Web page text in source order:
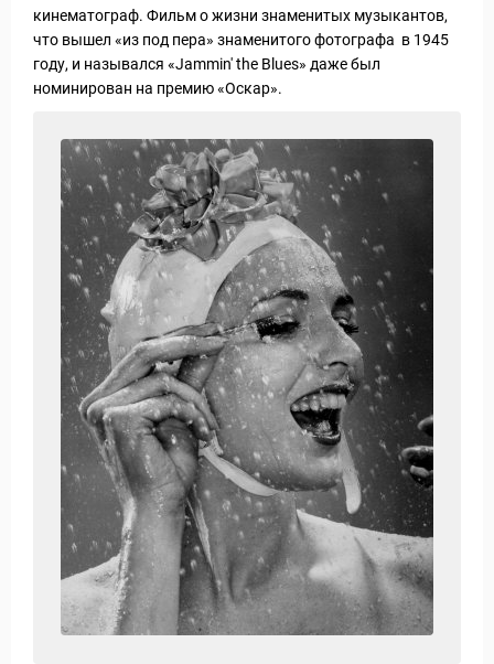
кинематограф. Фильм о жизни знаменитых музыкантов,
что вышел «из под пера» знаменитого фотографа в 1945
году, и назывался «Jammin' the Blues» даже был
номинирован на премию «Оскар».